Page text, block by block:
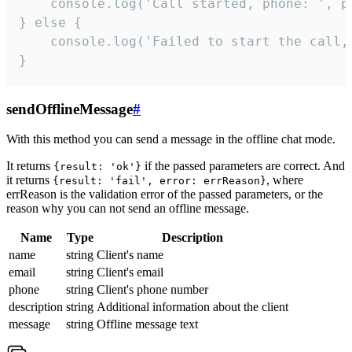
console.log('Call started, phone: ',
} else {
console.log('Failed to start the
}
sendOfflineMessage#
With this method you can send a message in the offline chat mode.
It returns {result: 'ok'} if the passed parameters are correct. And
it returns {result: 'fail', error: errReason}, where
errReason is the validation error of the passed parameters, or the
reason why you can not send an offline message.
Name Type
Description
name
string Client's name
email
string Client's email
phone
string Client's phone number
description string Additional information about the client
message
string Offline message text